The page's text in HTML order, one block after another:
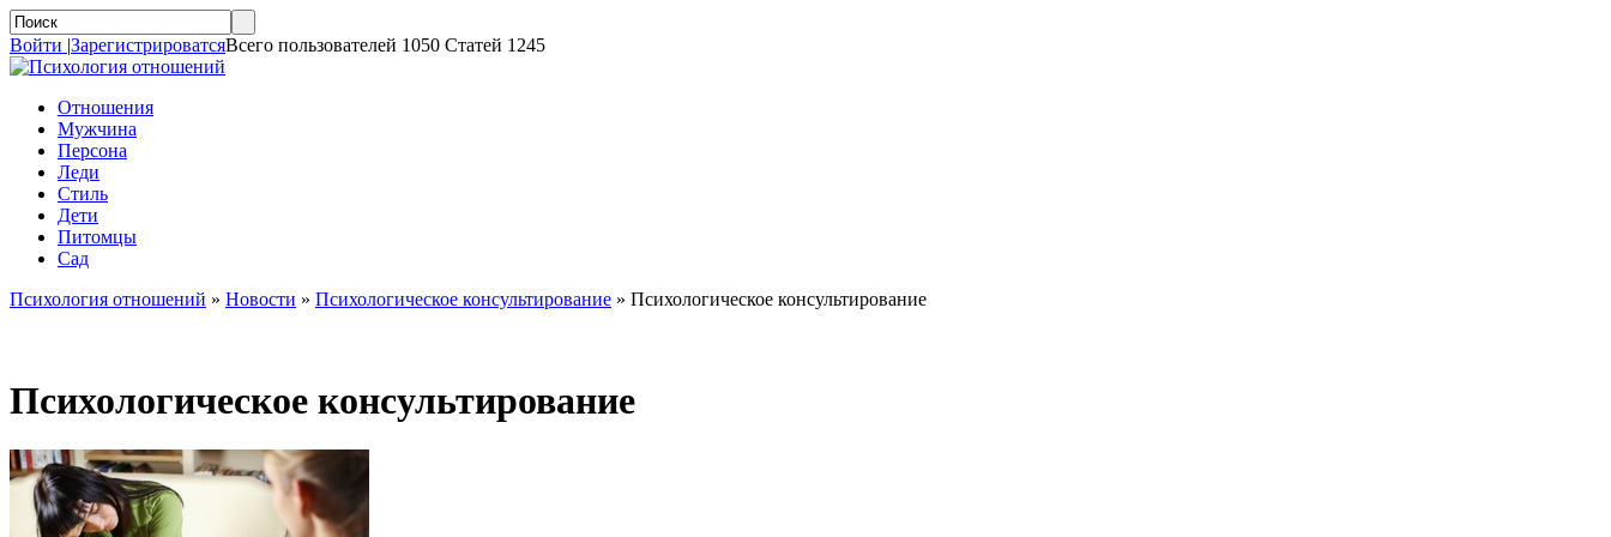
Войти |ЗарегистрироватсяВсего пользователей 1050 Статей 1245
Отношения
Мужчина
Персона
Леди
Стиль
Дети
Питомцы
Сад
Психология отношений » Новости » Психологическое консультирование » Психологическое консультирование
Психологическое консультирование